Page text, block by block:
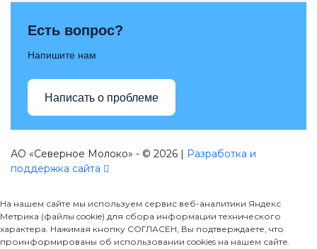
Есть вопрос?
Напишите нам
Написать о проблеме
АО «Северное Молоко» - © 2026 | Разработка и
поддержка сайта
На нашем сайте мы используем сервис веб-аналитики Яндекс
Метрика (файлы cookie) для сбора информации технического
характера. Нажимая кнопку СОГЛАСЕН, Вы подтверждаете, что
проинформированы об использовании cookies на нашем сайте.